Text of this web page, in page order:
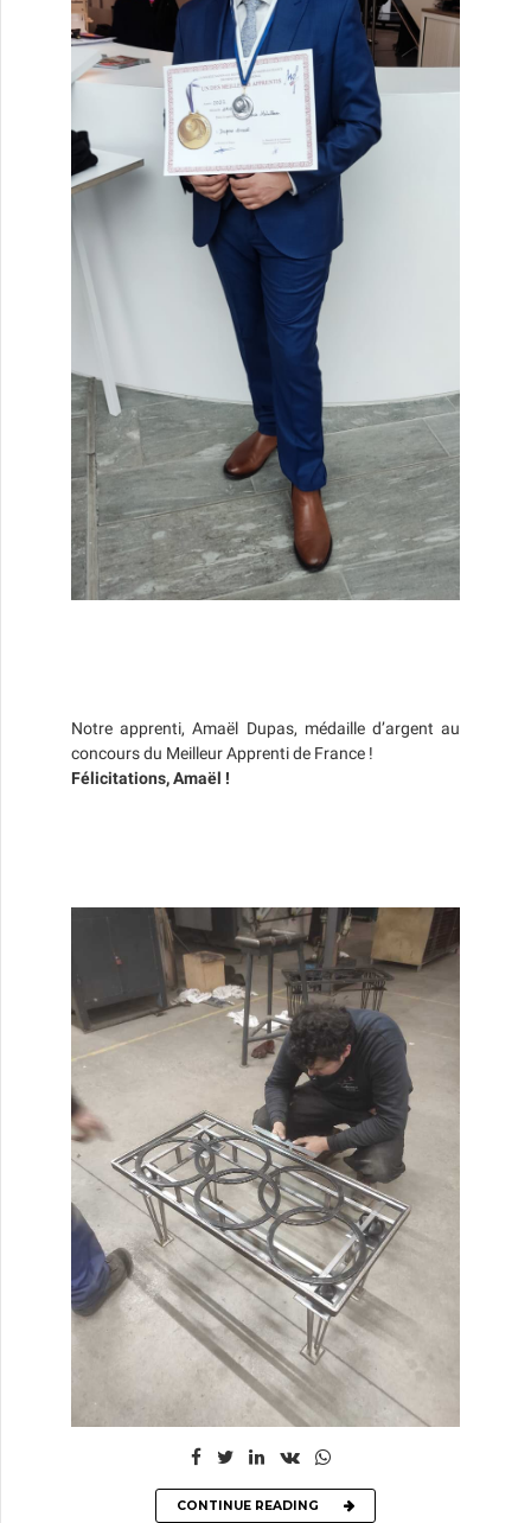
Notre apprenti, Amaël Dupas, médaille d’argent au
concours du Meilleur Apprenti de France !
Félicitations, Amaël !
CONTINUE READING